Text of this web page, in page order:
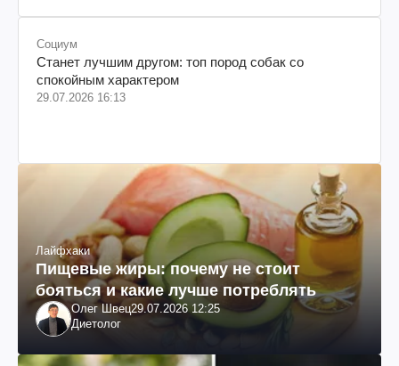
Социум
Станет лучшим другом: топ пород собак со
спокойным характером
29.07.2026 16:13
Лайфхаки
Пищевые жиры: почему не стоит
бояться и какие лучше потреблять
Олег Швец29.07.2026 12:25
Диетолог